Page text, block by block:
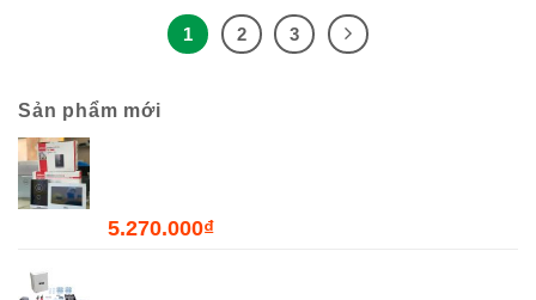
1 2 3
Sản phẩm mới
5.270.000₫